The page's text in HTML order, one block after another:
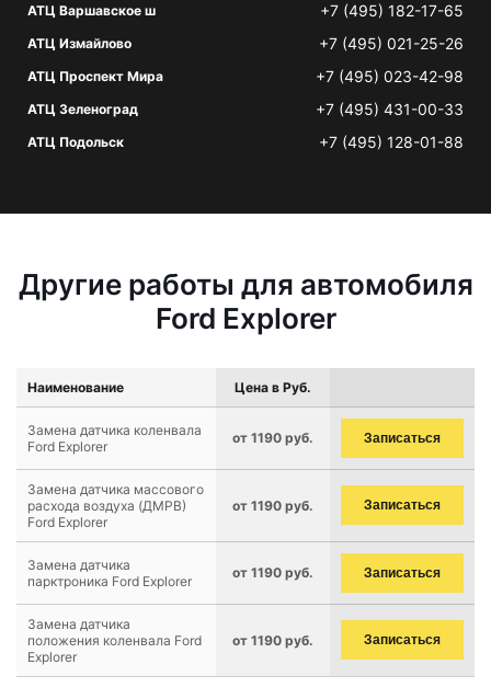
АТЦ Варшавское ш +7 (495) 182-17-65
АТЦ Измайлово +7 (495) 021-25-26
АТЦ Проспект Мира +7 (495) 023-42-98
АТЦ Зеленоград +7 (495) 431-00-33
АТЦ Подольск +7 (495) 128-01-88
Другие работы для автомобиля
Ford Explorer
Наименование Цена в Руб.
Замена датчика коленвала
Ford Explorer
от 1190 руб. Записаться
Замена датчика массового
расхода воздуха (ДМРВ)
Ford Explorer
от 1190 руб. Записаться
Замена датчика
парктроника Ford Explorer
от 1190 руб. Записаться
Замена датчика
положения коленвала Ford
Explorer
от 1190 руб. Записаться